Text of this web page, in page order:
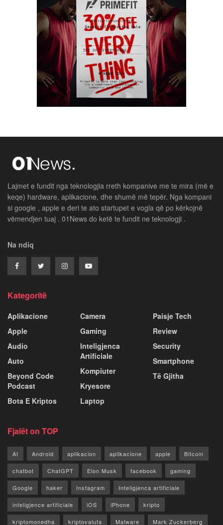
Lajmet e fundit nga teknologjia rreth kompanive me te mira (më e
keqe) hardware, aplikacione, dhe shumë më tepër. Nga kompani
si google , apple e deri te ato startupet e vogla që po kërkojnë
vëmendjen tuaj . 01News do ketë te fundit ne teknologji .
Na ndiq
Kategoritë
Aplikacione
Apple
Audio
Auto
Beyond Code
Podcast
Bota E Kriptos
Camera
Gaming
Inteligjenca
Artificiale
Kompiuter
Kryesore
Laptop
Paisje Tech
Review
Security
Smartphone
Të Gjitha
Fjalët on TOP
AI Android aplikacion aplikacione apple Bitcoin
chatbot ChatGPT Elon Musk facebook gaming
Google haker Instagram Inteligjenca artificiale
inteligjence artificiale iOS iPhone kripto
kriptomonedha kriptovaluta Malware Mark Zuckerberg